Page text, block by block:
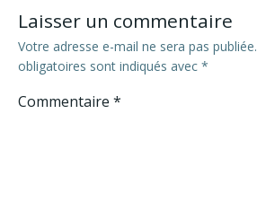
Laisser un commentaire
Votre adresse e-mail ne sera pas publiée.
obligatoires sont indiqués avec *
Commentaire *